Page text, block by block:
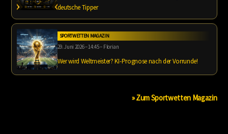
deutsche Tipper
SPORTWETTEN MAGAZIN
29. Juni 2026 – 14:45 – Florian
Wer wird Weltmeister? KI-Prognose nach der Vorrunde!
» Zum Sportwetten Magazin